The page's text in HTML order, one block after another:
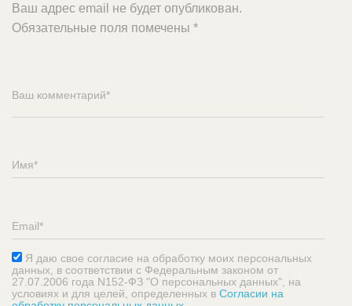
Ваш адрес email не будет опубликован.
Обязательные поля помечены *
Я даю свое согласие на обработку моих персональных
данных, в соответствии с Федеральным законом от
27.07.2006 года N152-ФЗ "О персональных данных", на
условиях и для целей, определенных в Согласии на